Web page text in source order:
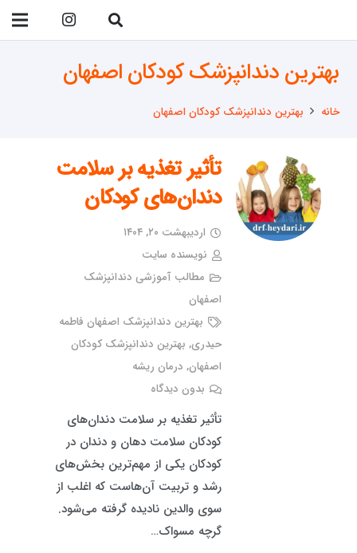
بهترین دندانپزشک کودکان اصفهان
خانه بهترین دندانپزشک کودکان اصفهان
تأثیر تغذیه بر سلامت
دندان‌های کودکان
اردیبهشت ۲۰, ۱۴۰۴
نویسنده سایت
مطالب آموزشی دندانپزشک
اصفهان
بهترین دندانپزشک اصفهان فاطمه
حیدری, بهترین دندانپزشک کودکان
اصفهان, درمان ریشه
بدون دیدگاه
تأثیر تغذیه بر سلامت دندان‌های
کودکان سلامت دهان و دندان در
کودکان یکی از مهم‌ترین بخش‌های
رشد و تربیت آن‌هاست که اغلب از
سوی والدین نادیده گرفته می‌شود.
گرچه مسواک…